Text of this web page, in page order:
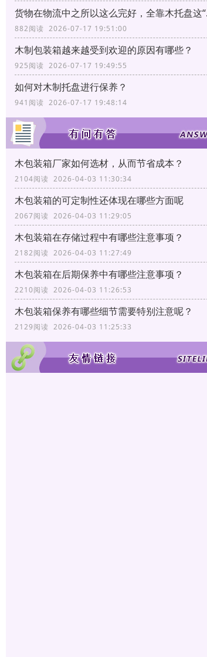
货物
882阅读 2026-07-17 19:51:00
木制包装箱越来越受到欢迎的原因有哪些？
925阅读 2026-07-17 19:49:55
如何对木制托盘进行保养？
941阅读 2026-07-17 19:48:14
木包装箱厂家如何选材，从而节省成本？
2104阅读 2026-04-03 11:30:34
木包装箱的可定制性还体现在哪些方面呢
2067阅读 2026-04-03 11:29:05
木包装箱在存储过程中有哪些注意事项？
2182阅读 2026-04-03 11:27:49
木包装箱在后期保养中有哪些注意事项？
2210阅读 2026-04-03 11:26:53
木包装箱保养有哪些细节需要特别注意呢？
2129阅读 2026-04-03 11:25:33